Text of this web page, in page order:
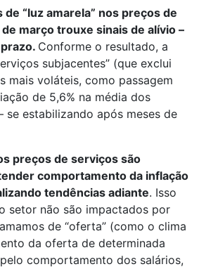
“luz amarela” nos preços de
março trouxe sinais de alívio –
Conforme o resultado, a
subjacentes” (que exclui
mais voláteis, como passagem
de 5,6% na média dos
se estabilizando após meses de
preços de serviços são
comportamento da inflação
tendências adiante. Isso
setor não são impactados por
de “oferta” (como o clima
da oferta de determinada
comportamento dos salários,